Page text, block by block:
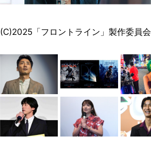
(C)2025「フロントライン」製作委員会